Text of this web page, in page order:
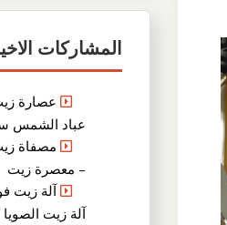
المشاركات
عصارة
عباد الشمس
مصفاة
– معصرة زيت
آلة زيت
آلة زيت